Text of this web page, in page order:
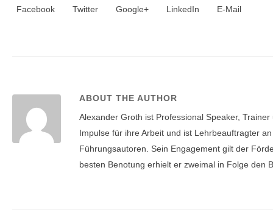
Facebook Twitter Google+ LinkedIn E-Mail
ABOUT THE AUTHOR
Alexander Groth ist Professional Speaker,
Impulse für ihre Arbeit und ist Lehrbeauftragter
Führungsautoren. Sein Engagement gilt der
besten Benotung erhielt er zweimal in Folge den